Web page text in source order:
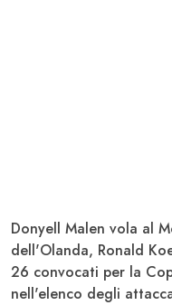
Donyell Malen vola al
dell'Olanda, Ronald
26 convocati per la
nell'elenco degli